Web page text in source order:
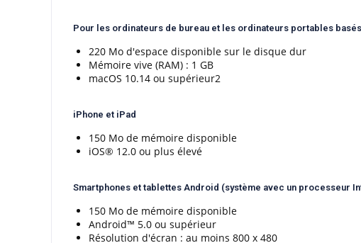
Pour les ordinateurs de bureau et les ordinateurs portables
220 Mo d'espace disponible sur le disque dur
Mémoire vive (RAM) : 1 GB
macOS 10.14 ou supérieur2
iPhone et iPad
150 Mo de mémoire disponible
iOS® 12.0 ou plus élevé
Smartphones et tablettes Android (système avec un processeur
150 Mo de mémoire disponible
Android™ 5.0 ou supérieur
Résolution d'écran : au moins 800 x 480